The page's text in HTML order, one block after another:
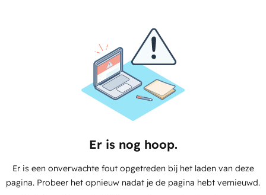
Er is nog hoop.
Er is een onverwachte fout opgetreden bij het laden van deze
pagina. Probeer het opnieuw nadat je de pagina hebt vernieuwd.